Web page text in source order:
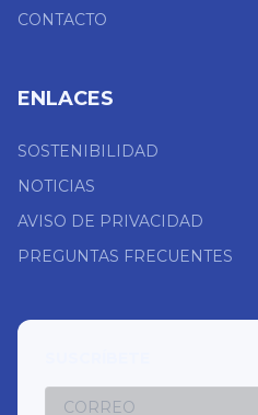
CONTACTO
ENLACES
SOSTENIBILIDAD
NOTICIAS
AVISO DE PRIVACIDAD
PREGUNTAS FRECUENTES